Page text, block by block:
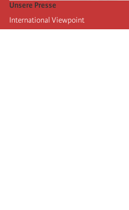
Unsere Presse
International Viewpoint